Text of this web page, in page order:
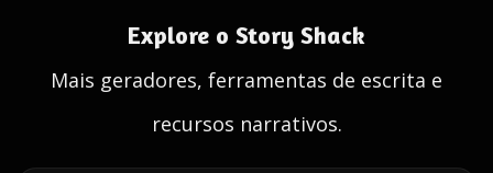
Explore o Story Shack
Mais geradores, ferramentas de escrita e
recursos narrativos.